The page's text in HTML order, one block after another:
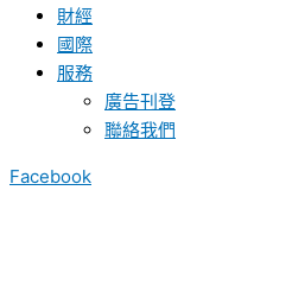
財經
國際
服務
廣告刊登
聯絡我們
Facebook